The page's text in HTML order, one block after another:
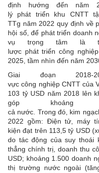
định hướng đến năm
lý phát triển khu CNTT
TTg năm 2022 quy định về
hội số, để phát triển doanh
vụ trọng tâm là
lược phát triển công
2025, tầm nhìn đến năm
Giai đoạn
vực công nghiệp CNTT của
103 tỷ USD năm 2018 lên
góp khoảng
cả nước. Trong đó, kim
2022 gồm: Điện tử, máy
kiện đạt trên 113,5 tỷ USD
do tác động của suy thoái
thẳng chính trị, doanh thu
USD; khoảng 1.500 doanh
thị trường nước ngoài